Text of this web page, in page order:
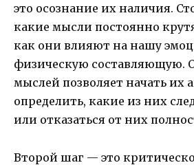
это осознание их наличия.
какие мысли постоянно
как они влияют на нашу
физическую составляющую.
мыслей позволяет начать их
определить, какие из них
или отказаться от них
Второй шаг — это